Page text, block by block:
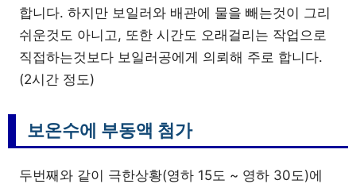
합니다. 하지만 보일러와 배관에 물을 빼는것이 그리
쉬운것도 아니고, 또한 시간도 오래걸리는 작업으로
직접하는것보다 보일러공에게 의뢰해 주로 합니다.
(2시간 정도)
보온수에 부동액 첨가
두번째와 같이 극한상황(영하 15도 ~ 영하 30도)에